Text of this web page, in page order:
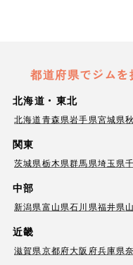
都道府県でジムを
北海道・東北
北海道青森県岩手県宮城県
関東
茨城県栃木県群馬県埼玉県
中部
新潟県富山県石川県福井県
近畿
滋賀県京都府大阪府兵庫県